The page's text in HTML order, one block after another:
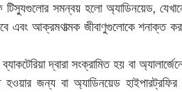
সমন্বয় হলো অ্যাডিনয়েড,
এবং আক্রমণাত্মক জীবাণুগুলোকে শনাক্ত
দ্বারা সংক্রামিত হয় বা
হওয়ার জন্য বা অ্যাডিনয়েড